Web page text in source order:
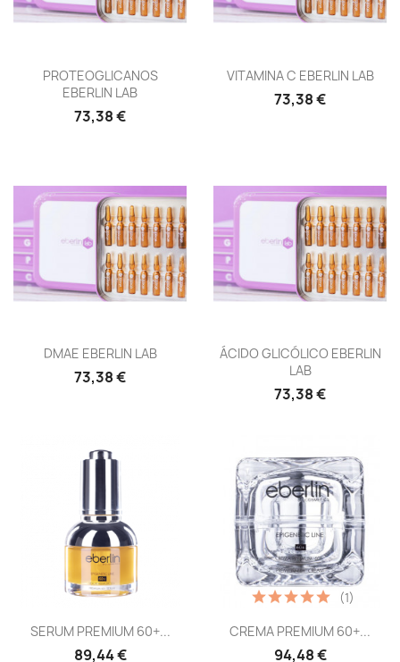
Vista rápida
PROTEOGLICANOS
EBERLIN LAB
73,38 €
Vista rápida
VITAMINA C EBERLIN LAB
73,38 €
Vista rápida
DMAE EBERLIN LAB
73,38 €
Vista rápida
ÁCIDO GLICÓLICO EBERLIN
LAB
73,38 €
Vista rápida
SERUM PREMIUM 60+...
89,44 €
Vista rápida
CREMA PREMIUM 60+...
94,48 €
(1)